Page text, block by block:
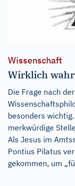
Wissenschaft
Wirklich
Die Frage nach
besonders wichtig.
merkwürdige
Als Jesus im
Pontius Pilatus
gekommen, um